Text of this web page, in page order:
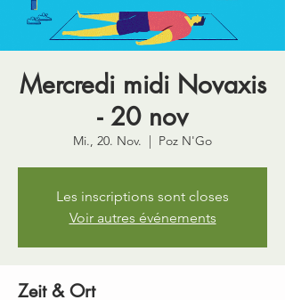
Mercredi midi Novaxis
- 20 nov
Mi., 20. Nov.
  |
Poz N'Go
Les inscriptions sont closes
Voir autres événements
Zeit & Ort